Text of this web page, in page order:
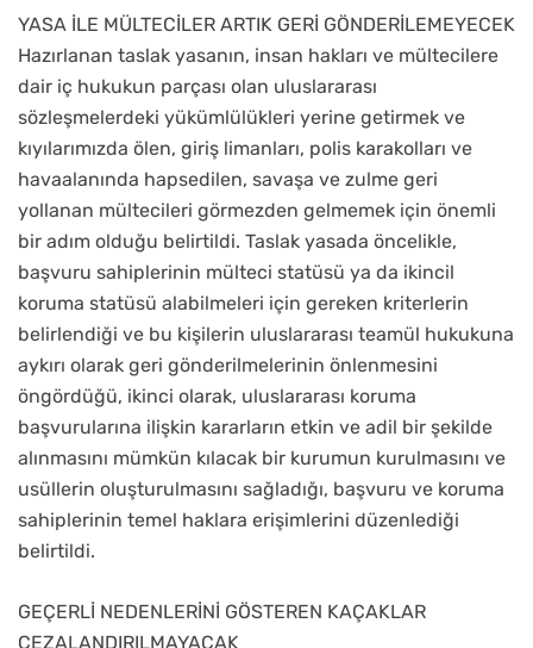
YASA İLE MÜLTECİLER ARTIK GERİ GÖNDERİLEMEYECEK
Hazırlanan taslak yasanın, insan hakları ve mültecilere
dair iç hukukun parçası olan uluslararası
sözleşmelerdeki yükümlülükleri yerine getirmek ve
kıyılarımızda ölen, giriş limanları, polis karakolları ve
havaalanında hapsedilen, savaşa ve zulme geri
yollanan mültecileri görmezden gelmemek için önemli
bir adım olduğu belirtildi. Taslak yasada öncelikle,
başvuru sahiplerinin mülteci statüsü ya da ikincil
koruma statüsü alabilmeleri için gereken kriterlerin
belirlendiği ve bu kişilerin uluslararası teamül hukukuna
aykırı olarak geri gönderilmelerinin önlenmesini
öngördüğü, ikinci olarak, uluslararası koruma
başvurularına ilişkin kararların etkin ve adil bir şekilde
alınmasını mümkün kılacak bir kurumun kurulmasını ve
usüllerin oluşturulmasını sağladığı, başvuru ve koruma
sahiplerinin temel haklara erişimlerini düzenlediği
belirtildi.
GEÇERLİ NEDENLERİNİ GÖSTEREN KAÇAKLAR
CEZALANDIRILMAYACAK